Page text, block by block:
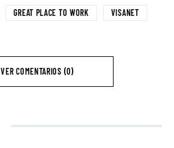
GREAT PLACE TO WORK VISANET
VER COMENTARIOS (0)